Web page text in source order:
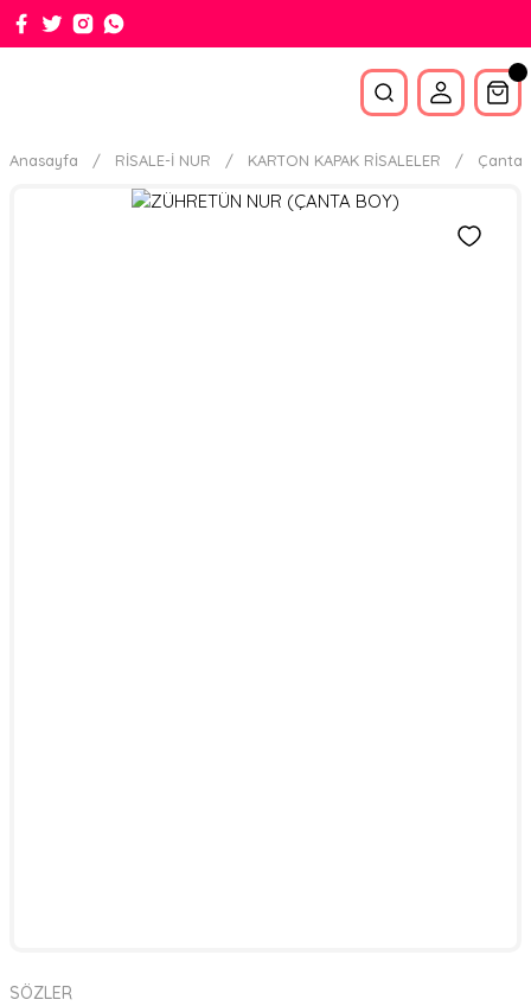
Anasayfa RİSALE-İ NUR KARTON KAPAK RİSALELER Çanta
SÖZLER